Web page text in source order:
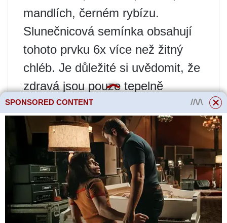
mandlích, černém rybízu.
Slunečnicová semínka obsahují
tohoto prvku 6x více než žitný
chléb. Je důležité si uvědomit, že
zdravá jsou pouze tepelně
nezpracovaná a nesolená
semena a ořechy.
Potraviny obsahující draslík,
protože tento prvek zabraňuje
hromadění sodíku v buňkách,
snižujearteriální tlaka reguluje
srdeční rytmus. Ve vysokém
SPONSORED CONTENT